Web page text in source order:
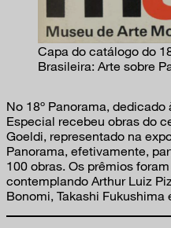
Capa do catálogo do
Brasileira: Arte sobre
No 18º Panorama,
Especial recebeu obras do
Goeldi, representado na
Panorama, efetivamente,
100 obras. Os prêmios
contemplando Arthur Luiz
Bonomi, Takashi Fukushima